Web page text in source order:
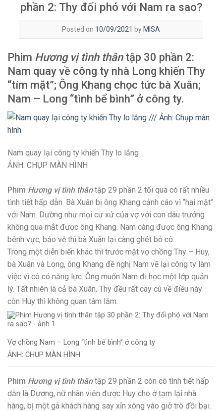
phần 2: Thy đối phó với Nam ra sao?
Posted on 10/09/2021 by MISA
Phim Hương vị tình thântập 30 phần 2:
Nam quay về công ty nhà Long khiến Thy
“tím mặt”; Ông Khang chọc tức bà Xuân;
Nam – Long “tình bể bình” ở công ty.
Nam quay lại công ty khiến Thy lo lắng
ẢNH: CHỤP MÀN HÌNH
Phim Hương vị tình thân tập 29 phần 2 tối qua có rất nhiều
tình tiết hấp dẫn. Bà Xuân bị ông Khang cảnh cáo vì “hai mặt”
với Nam. Dường như mọi cư xử của vợ với con dâu trưởng
không qua mắt được ông Khang. Nam càng được ông Khang
bênh vực, bảo vệ thì bà Xuân lại càng ghét bỏ cô.
Trong một diễn biến khác thì trước mặt vợ chồng Thy – Huy,
bà Xuân và Long, ông Khang đề nghị Nam về lại công ty làm
việc vì cô có năng lực. Ông muốn Nam đi học một lớp quản
lý. Tất nhiên là cả bà Xuân, Thy đều rất cay cú về điều này
còn Huy thì không quan tâm lắm.
Vợ chồng Nam – Long “tình bể bình” ở công ty
ẢNH: CHỤP MÀN HÌNH
Phim Hương vị tình thân tập 29 phần 2 còn có tình tiết hấp
dẫn là Dương, nữ nhân viên được Huy cho ở tạm lại nhà
hàng, bị một gã khách hàng say xỉn xông vào giở trò đồi bại.